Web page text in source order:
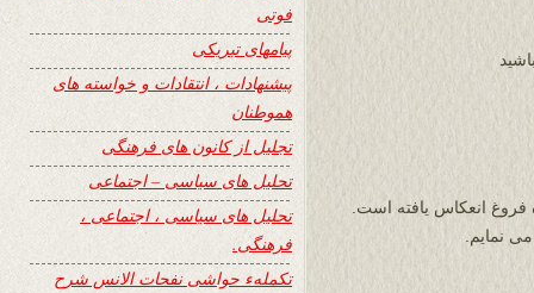
انعکاس یافته است.
نمایم.
فوتی
پیامهای تبریکی
پیشنهادات ، انتقادات و خواسته های
هموطنان
تجلیل از کانون های فرهنگی
تحلیل های سیاسی – اجتماعی
تحلیل های سیاسی ، اجتماعی ،
فرهنگی.
تکملهء حواشی نفحات الانس شرح